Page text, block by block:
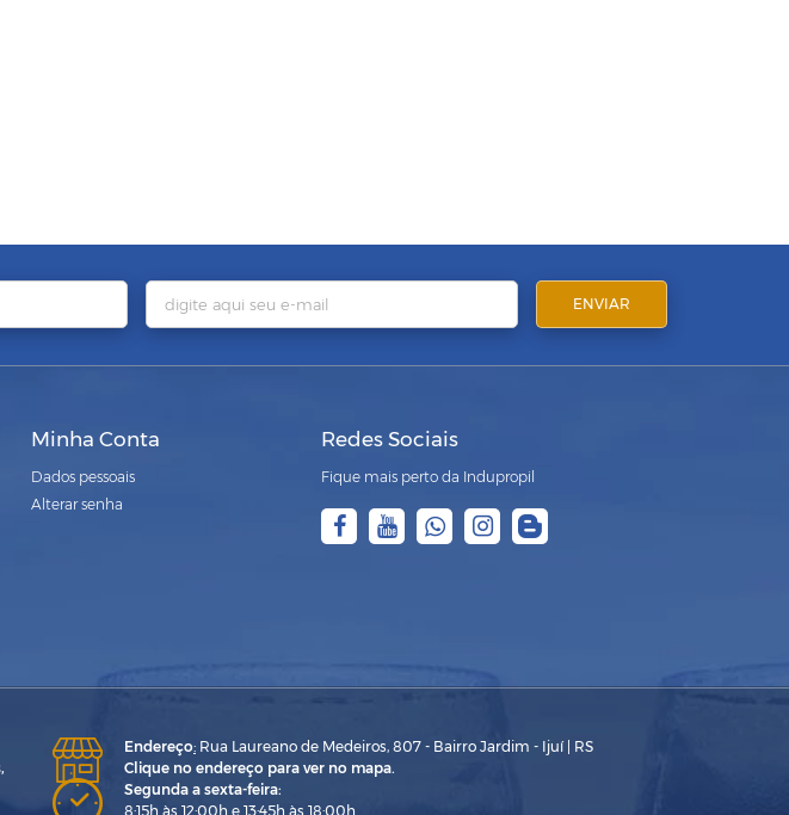
Minha Conta
Dados pessoais
Alterar senha
Redes Sociais
Fique mais perto da Indupropil
Endereço: Rua Laureano de Medeiros, 807 - Bairro Jardim - Ijuí | RS
Clique no endereço para ver no mapa.
Segunda a sexta-feira:
8:15h às 12:00h e 13:45h às 18:00h